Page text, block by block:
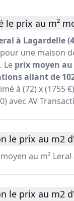
prix au m²
à Lagardelle
une maison
Le prix moyen au
allant de
à (72) x (1755
avec AV
le prix au m2
au m²
le prix au m2